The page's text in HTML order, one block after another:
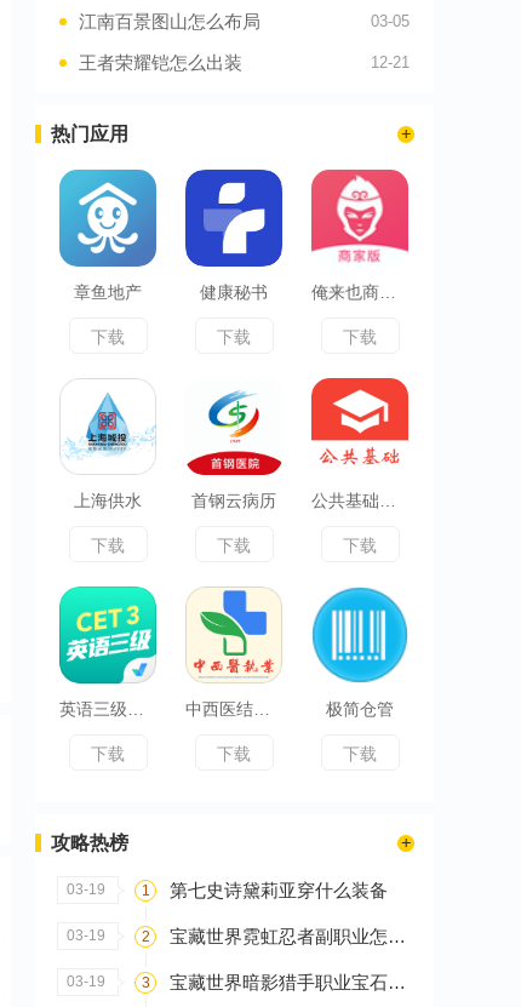
江南百景图山怎么布局 03-05
王者荣耀铠怎么出装 12-21
热门应用
章鱼地产
下载
健康秘书
下载 下载
上海供水
下载
首钢云病历
下载 下载
下载 下载
极简仓管
下载
攻略热榜
03-19 1 第七史诗黛莉亚穿什么装备
03-19 2 宝藏世界霓虹忍者副职业怎么选
03-19 3 宝藏世界暗影猎手职业宝石怎么搭配